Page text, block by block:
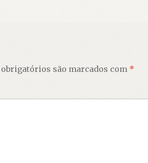
obrigatórios são marcados com *